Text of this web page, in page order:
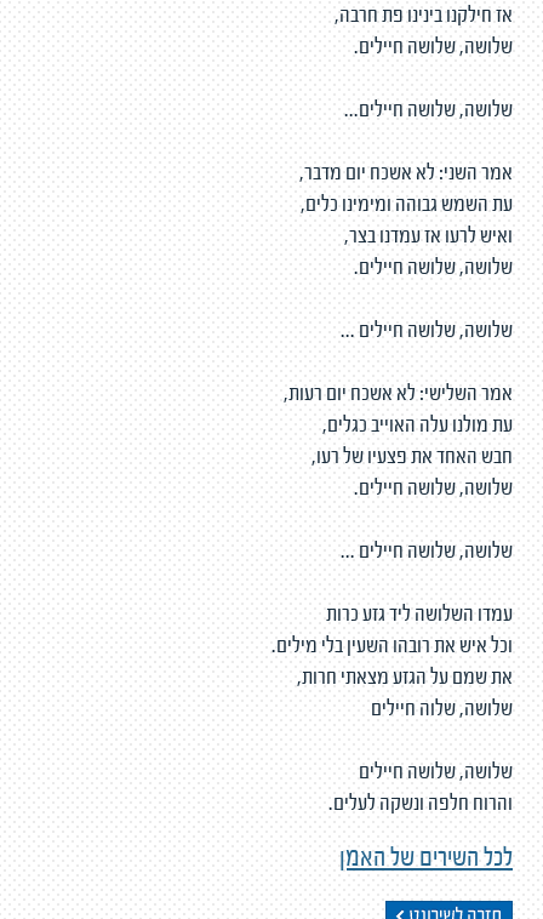
אז חילקנו בינינו פת חרבה,
שלושה, שלושה חיילים.
שלושה, שלושה חיילים...
אמר השני: לא אשכח יום מדבר,
עת השמש גבוהה ומימינו כלים,
ואיש לרעו אז עמדנו בצר,
שלושה, שלושה חיילים.
שלושה, שלושה חיילים ...
אמר השלישי: לא אשכח יום רעות,
עת מולנו עלה האוייב כגלים,
חבש האחד את פצעיו של רעו,
שלושה, שלושה חיילים.
שלושה, שלושה חיילים ...
עמדו השלושה ליד גזע כרות
וכל איש את רובהו השעין בלי מילים.
את שמם על הגזע מצאתי חרות,
שלושה, שלוה חיילים
שלושה, שלושה חיילים
והרוח חלפה ונשקה לעלים.
לכל השירים של האמן